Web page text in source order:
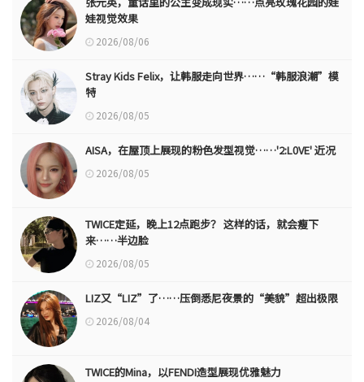
娃视觉效果
2026/08/06
Stray Kids Felix，让韩服走向世界……“韩服浪潮”模
特
2026/08/05
AISA，在屋顶上展现的粉色发型视觉……'2:L0VE' 近况
2026/08/05
TWICE定延，晚上12点跑步？ 这样的话，就会瘦下
来……半边脸
2026/08/05
LIZ又“LIZ”了……压倒悉尼夜景的“美貌”超出极限
2026/08/04
TWICE的Mina，以FENDI造型展现优雅魅力